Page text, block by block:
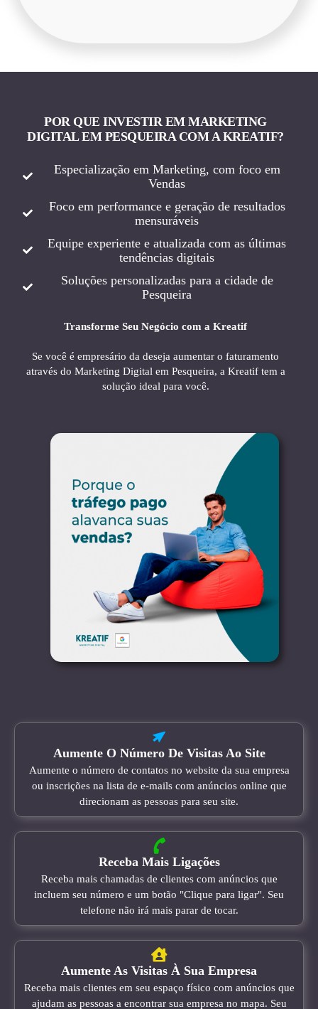
POR QUE INVESTIR EM MARKETING
DIGITAL EM PESQUEIRA COM A KREATIF?
Especialização em Marketing, com foco em
Vendas
Foco em performance e geração de resultados
mensuráveis
Equipe experiente e atualizada com as últimas
tendências digitais
Soluções personalizadas para a cidade de
Pesqueira
Transforme Seu Negócio com a Kreatif
Se você é empresário da deseja aumentar o faturamento
através do Marketing Digital em Pesqueira, a Kreatif tem a
solução ideal para você.
Aumente O Número De Visitas Ao Site
Aumente o número de contatos no website da sua empresa
ou inscrições na lista de e-mails com anúncios online que
direcionam as pessoas para seu site.
Receba Mais Ligações
Receba mais chamadas de clientes com anúncios que
incluem seu número e um botão "Clique para ligar". Seu
telefone não irá mais parar de tocar.
Aumente As Visitas À Sua Empresa
Receba mais clientes em seu espaço físico com anúncios que
ajudam as pessoas a encontrar sua empresa no mapa. Seu